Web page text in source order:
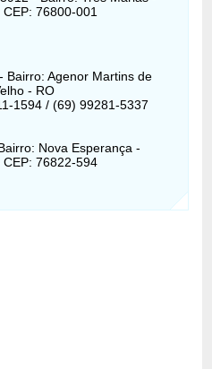
76800-001
Bairro: Agenor Martins de
- RO
1594 / (69) 99281-5337
Nova Esperança -
76822-594